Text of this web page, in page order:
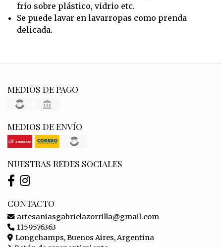
frío sobre plástico, vidrio etc.
Se puede lavar en lavarropas como prenda
delicada.
MEDIOS DE PAGO
MEDIOS DE ENVÍO
NUESTRAS REDES SOCIALES
CONTACTO
artesaniasgabrielazorrilla@gmail.com
1159576363
Longchamps, Buenos Aires, Argentina